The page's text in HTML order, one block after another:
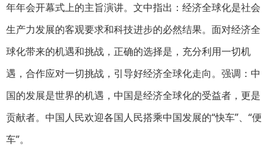
年年会开幕式上的主旨演讲。文中指出：经济全球化是社会
生产力发展的客观要求和科技进步的必然结果。面对经济全
球化带来的机遇和挑战，正确的选择是，充分利用一切机
遇，合作应对一切挑战，引导好经济全球化走向。强调：中
国的发展是世界的机遇，中国是经济全球化的受益者，更是
贡献者。中国人民欢迎各国人民搭乘中国发展的“快车”、“便
车”。